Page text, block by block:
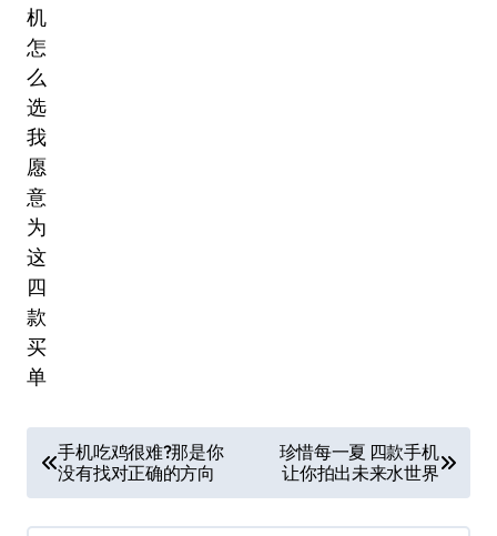
章
导
手机吃鸡很难?那是你
没有找对正确的方向
珍惜每一夏 四款手机
让你拍出未来水世界